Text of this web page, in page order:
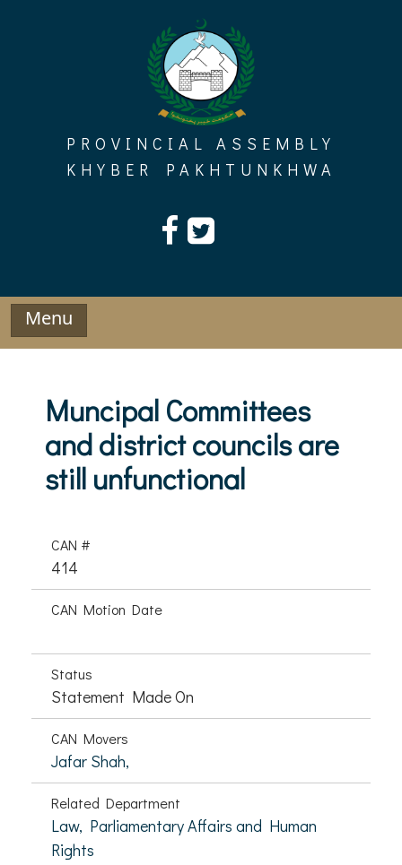
PROVINCIAL ASSEMBLY
KHYBER PAKHTUNKHWA
Menu
Muncipal Committees
and district councils are
still unfunctional
CAN #
414
CAN Motion Date
Status
Statement Made On
CAN Movers
Jafar Shah,
Related Department
Law, Parliamentary Affairs and Human
Rights